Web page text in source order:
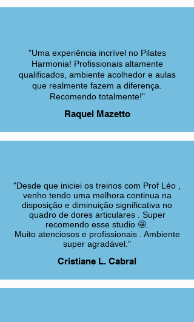
"Uma experiência incrível no Pilates
Harmonia! Profissionais altamente
qualificados, ambiente acolhedor e aulas
que realmente fazem a diferença.
Recomendo totalmente!"
Raquel Mazetto
"Desde que iniciei os treinos com Prof Léo ,
venho tendo uma melhora continua na
disposição e diminuição significativa no
quadro de dores articulares . Super
recomendo esse studio 🤩.
Muito atenciosos e profissionais . Ambiente
super agradável."
Cristiane L. Cabral